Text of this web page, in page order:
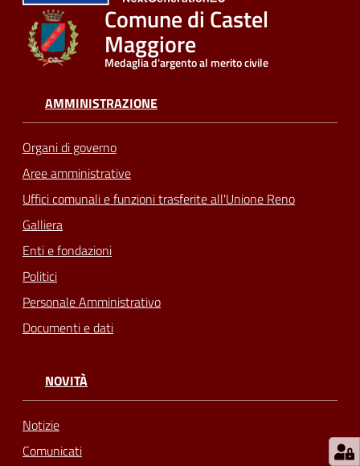
Seguici
su
Comune di Castel
Maggiore
Medaglia d'argento al merito civile
AMMINISTRAZIONE
Organi di governo
Aree amministrative
Uffici comunali e funzioni trasferite all'Unione Reno
Galliera
Enti e fondazioni
Politici
Personale Amministrativo
Documenti e dati
NOVITÀ
Notizie
Comunicati